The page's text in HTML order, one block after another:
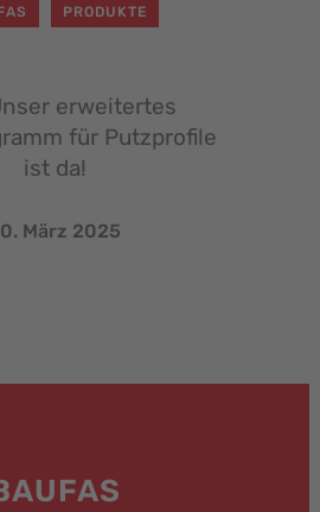
PRODUKTE
erweitertes
für Putzprofile
ist da!
März 2025